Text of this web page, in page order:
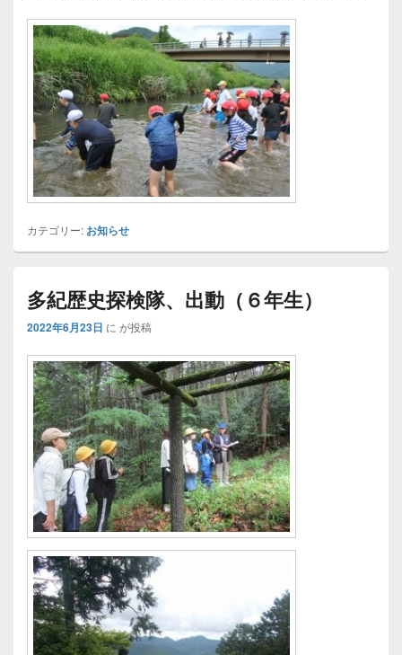
カテゴリー: お知らせ
多紀歴史探検隊、出動（６年生）
2022年6月23日 に が投稿